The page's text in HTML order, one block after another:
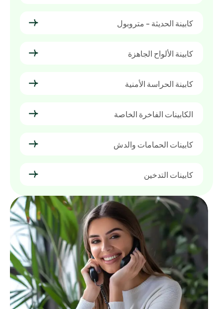
كابينة الحديثة - متروبول
كابينة الألواح الجاهزة
كابينة الحراسة الأمنية
الكابينات الفاخرة الخاصة
كابينات الحمامات والدش
كابينات التدخين